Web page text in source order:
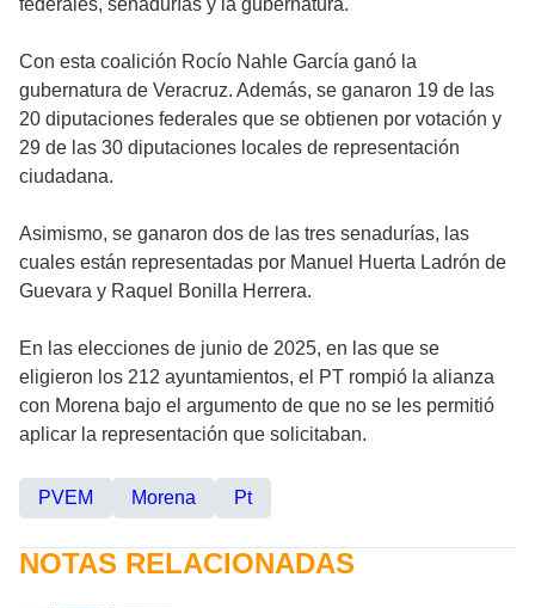
federales, senadurías y la gubernatura.
Con esta coalición Rocío Nahle García ganó la
gubernatura de Veracruz. Además, se ganaron 19 de las
20 diputaciones federales que se obtienen por votación y
29 de las 30 diputaciones locales de representación
ciudadana.
Asimismo, se ganaron dos de las tres senadurías, las
cuales están representadas por Manuel Huerta Ladrón de
Guevara y Raquel Bonilla Herrera.
En las elecciones de junio de 2025, en las que se
eligieron los 212 ayuntamientos, el PT rompió la alianza
con Morena bajo el argumento de que no se les permitió
aplicar la representación que solicitaban.
PVEM Morena Pt
NOTAS RELACIONADAS